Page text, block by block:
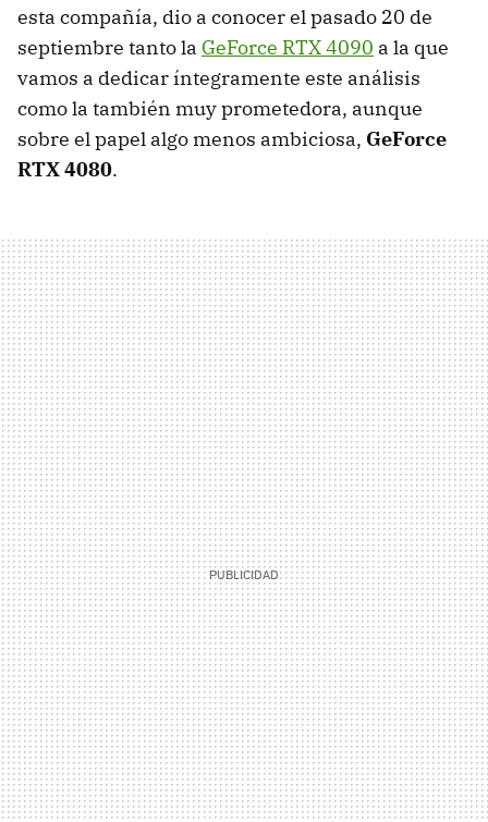
esta compañía, dio a conocer el pasado 20 de
septiembre tanto la GeForce RTX 4090 a la que
vamos a dedicar íntegramente este análisis
como la también muy prometedora, aunque
sobre el papel algo menos ambiciosa, GeForce
RTX 4080.